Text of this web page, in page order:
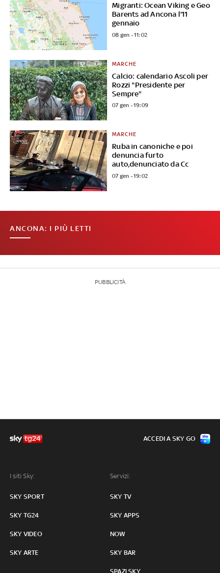
Migranti: Ocean Viking e Geo
Barents ad Ancona l'11
gennaio
08 gen - 11:02
Calcio: calendario Ascoli per
Rozzi "Presidente per
Sempre"
MARCHE
07 gen - 19:09
Ruba in canoniche e poi
denuncia furto
auto,denunciato da Cc
MARCHE
07 gen - 19:02
ANCONA: I PIÙ LETTI
PUBBLICITÀ
I siti Sky:
SKY SPORT
SKY TG24
SKY VIDEO
SKY ARTE
Servizi:
SKY TV
SKY APPS
NOW
SKY BAR
SPAZI SKY
ACCEDI A SKY GO